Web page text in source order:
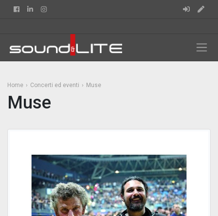
FacebookLinkedin
Home Concerti ed eventi Muse
Muse